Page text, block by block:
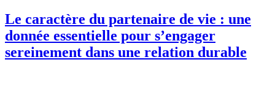
Le caractère du partenaire de vie : une
donnée essentielle pour s’engager
sereinement dans une relation durable